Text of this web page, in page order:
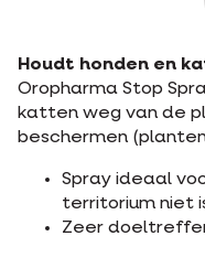
Houdt honden en
Oropharma Stop
katten weg van de
beschermen
Spray ideaal
territorium niet
Zeer